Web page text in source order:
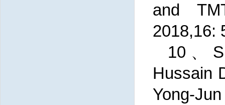
and
2018,16:
10、
Hussain
Yong-